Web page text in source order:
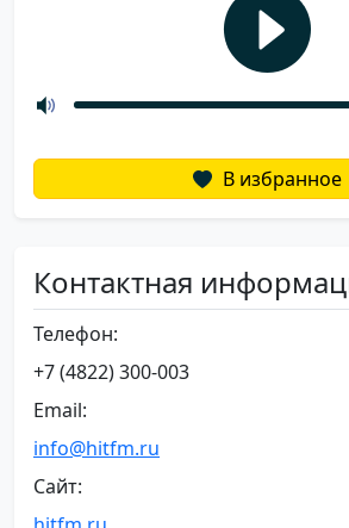
В избранное
Контактная
Телефон:
+7 (4822) 300-003
Email:
info@hitfm.ru
Сайт: